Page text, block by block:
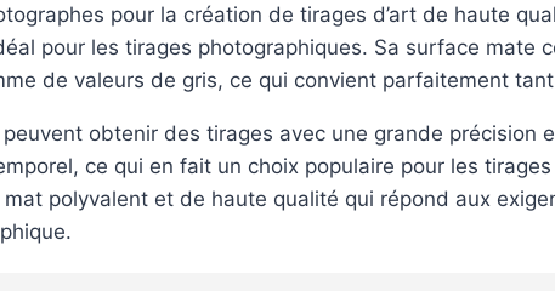
pour la création de tirages d’art de haute
pour les tirages photographiques. Sa surface mate
de valeurs de gris, ce qui convient parfaitement
obtenir des tirages avec une grande précision
ce qui en fait un choix populaire pour les
polyvalent et de haute qualité qui répond aux